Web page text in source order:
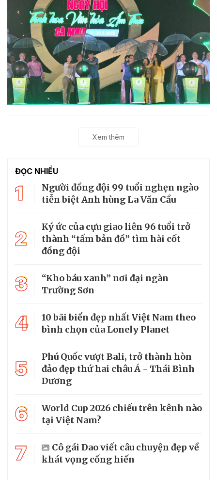
Xem thêm
ĐỌC NHIỀU
1
Người đồng đội 99 tuổi nghẹn ngào
tiễn biệt Anh hùng La Văn Cầu
2
Ký ức của cựu giao liên 96 tuổi trở
thành “tấm bản đồ” tìm hài cốt
đồng đội
3
“Kho báu xanh” nơi đại ngàn
Trường Sơn
4
10 bãi biển đẹp nhất Việt Nam theo
bình chọn của Lonely Planet
5
Phú Quốc vượt Bali, trở thành hòn
đảo đẹp thứ hai châu Á - Thái Bình
Dương
6
World Cup 2026 chiếu trên kênh nào
tại Việt Nam?
7
Cô gái Dao viết câu chuyện đẹp về
khát vọng cống hiến